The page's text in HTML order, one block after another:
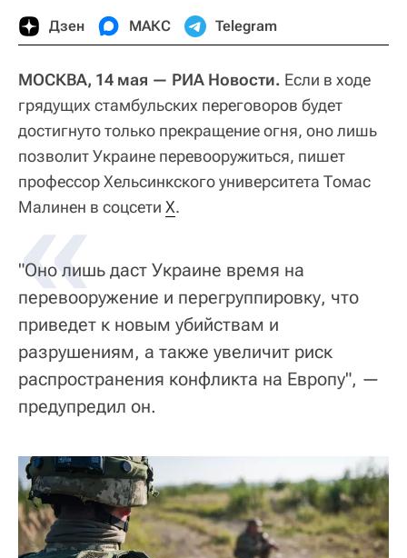
Дзен МАКС Telegram
МОСКВА, 14 мая — РИА Новости. Если в ходе
грядущих стамбульских переговоров будет
достигнуто только прекращение огня, оно лишь
позволит Украине перевооружиться, пишет
профессор Хельсинкского университета Томас
Малинен в соцсети X.
«
"Оно лишь даст Украине время на
перевооружение и перегруппировку, что
приведет к новым убийствам и
разрушениям, а также увеличит риск
распространения конфликта на Европу", —
предупредил он.